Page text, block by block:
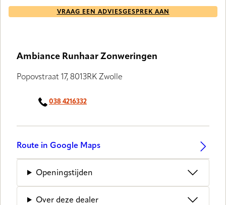
VRAAG EEN ADVIESGESPREK AAN
Ambiance Runhaar Zonweringen
Popovstraat 17, 8013RK Zwolle
038 4216332
Route in Google Maps
Openingstijden
Over deze dealer